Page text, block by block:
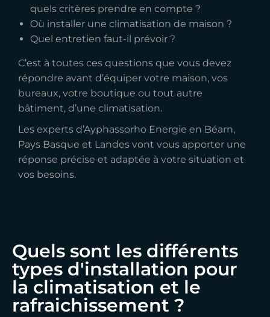
quels critères prendre en compte ?
Où installer une climatisation de maison ?
Quel entretien faut-il prévoir ?
C’est à toutes ces questions que vous devez
répondre avant d’équiper votre maison, vos
bureaux, votre boutique ou tout autre
bâtiment, d’une climatisation.
Les experts d’Ayphassorho Energie en Béarn,
Pays Basque et Landes vont vous apporter une
réponse précise et adaptée à votre situation et
vos besoins.
Quels sont les différents
types d'installation pour
la climatisation et le
rafraichissement ?